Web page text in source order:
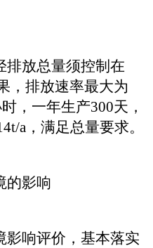
排放总量须控制在
，排放速率最大为
，一年生产300天，
a，满足总量要求。
的影响
影响评价，基本落实